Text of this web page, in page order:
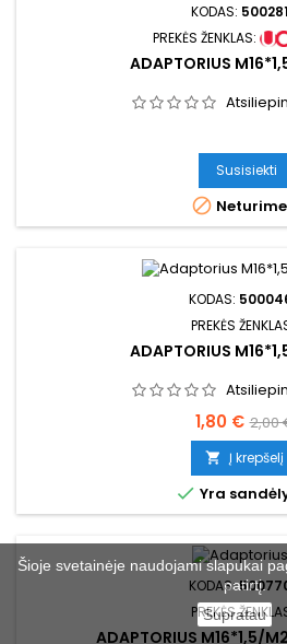
KODAS:
PREKĖS ŽENKLAS:
ADAPTORIUS
Susisiekti
 Neturime
KODAS:
PREKĖS
ADAPTORIUS
Kaina
1,80 € 2,00
 Į krepšelį
 Yra
KODAS:
PREKĖS
ADAPTORIUS M16*1,5/
Šioje svetainėje naudojami slapukai
patirtį.
Supratau